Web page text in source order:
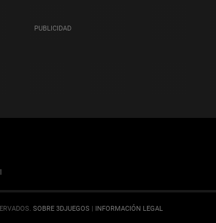
. SOBRE 3DJUEGOS | INFORMACIÓN LEGAL